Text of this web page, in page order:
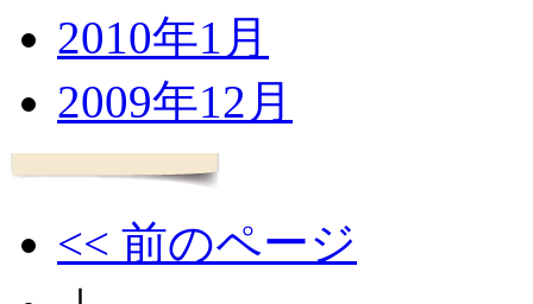
2010年1月
2009年12月
<< 前のページ